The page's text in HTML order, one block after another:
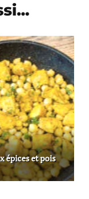
épices et pois